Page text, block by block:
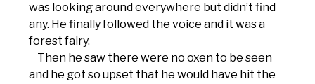
was looking around everywhere but didn’t find
any. He finally followed the voice and it was a
forest fairy.
Then he saw there were no oxen to be seen
and he got so upset that he would have hit the